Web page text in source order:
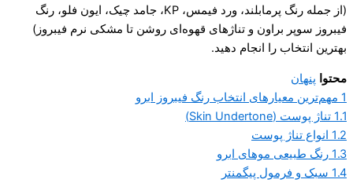
(از جمله رنگ پرمابلند، ورد فیمس، KP، جامد چیک، ایون فلو، رنگ
فیبروز سوپر براون و تناژهای قهوه‌ای روشن تا مشکی نرم فیبروز)
بهترین انتخاب را انجام دهید.
محتوا
پنهان
مهم‌ترین معیارهای انتخاب رنگ فیبروز ابرو
1.1 تناژ پوست (Skin Undertone)
1.2 انواع تناژ پوست
1.3 رنگ طبیعی موهای ابرو
1.4 سبک و فرمول پیگمنتر